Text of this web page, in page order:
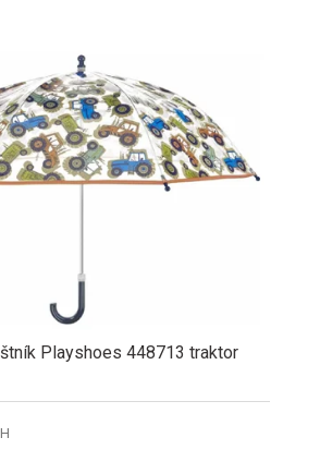
Playshoes 448713 traktor